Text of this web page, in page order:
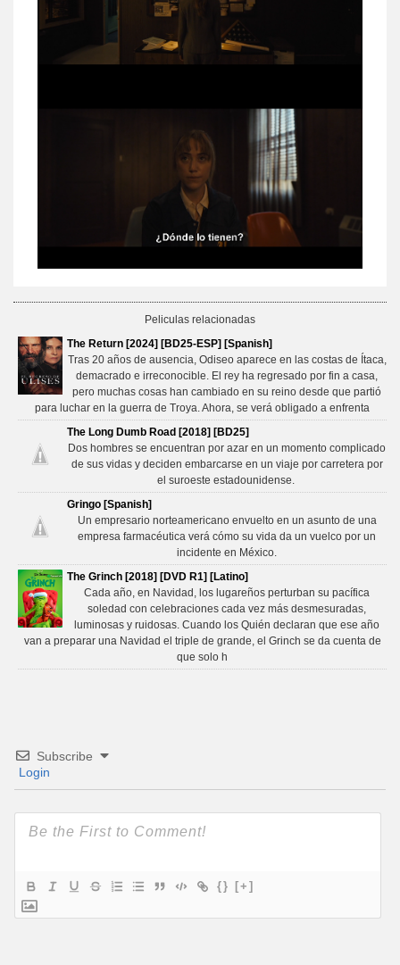
Peliculas relacionadas
The Return [2024] [BD25-ESP] [Spanish]
Tras 20 años de ausencia, Odiseo aparece en las costas de Ítaca,
demacrado e irreconocible. El rey ha regresado por fin a casa,
pero muchas cosas han cambiado en su reino desde que partió
para luchar en la guerra de Troya. Ahora, se verá obligado a enfrenta
The Long Dumb Road [2018] [BD25]
Dos hombres se encuentran por azar en un momento complicado
de sus vidas y deciden embarcarse en un viaje por carretera por
el suroeste estadounidense.
Gringo [Spanish]
Un empresario norteamericano envuelto en un asunto de una
empresa farmacéutica verá cómo su vida da un vuelco por un
incidente en México.
The Grinch [2018] [DVD R1] [Latino]
Cada año, en Navidad, los lugareños perturban su pacífica
soledad con celebraciones cada vez más desmesuradas,
luminosas y ruidosas. Cuando los Quién declaran que ese año
van a preparar una Navidad el triple de grande, el Grinch se da cuenta de
que solo h
Subscribe
Login
{} [+]